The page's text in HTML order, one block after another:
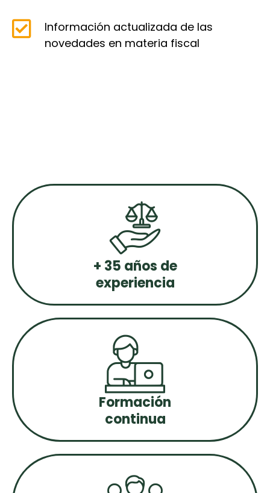
Información actualizada de las
novedades en materia fiscal
+ 35 años de
experiencia
Formación
continua